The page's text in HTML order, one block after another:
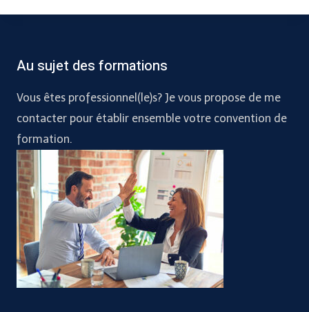
Au sujet des formations
Vous êtes professionnel(le)s? Je vous propose de me
contacter pour établir ensemble votre convention de
formation.